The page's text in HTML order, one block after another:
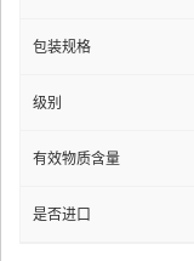
包装规格
级别
有效物质含量
是否进口